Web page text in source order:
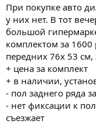
При покупке авто
у них нет. В тот
большой
комплектом за
передних 76х 53
+ цена за комплект
+ в наличии,
- пол заднего ряда
- нет фиксации к
съезжает